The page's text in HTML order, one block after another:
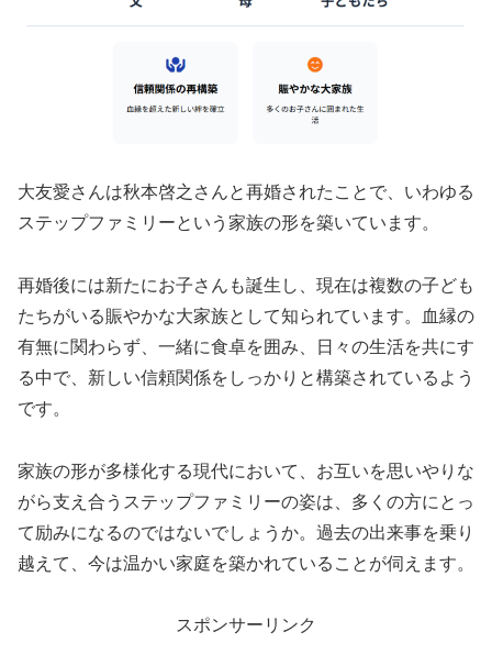
大友愛さんは秋本啓之さんと再婚されたことで、いわゆる
ステップファミリーという家族の形を築いています。
再婚後には新たにお子さんも誕生し、現在は複数の子ども
たちがいる賑やかな大家族として知られています。血縁の
有無に関わらず、一緒に食卓を囲み、日々の生活を共にす
る中で、新しい信頼関係をしっかりと構築されているよう
です。
家族の形が多様化する現代において、お互いを思いやりな
がら支え合うステップファミリーの姿は、多くの方にとっ
て励みになるのではないでしょうか。過去の出来事を乗り
越えて、今は温かい家庭を築かれていることが伺えます。
スポンサーリンク